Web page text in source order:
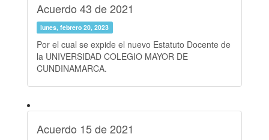
Acuerdo 43 de 2021
lunes, febrero 20, 2023
Por el cual se expide el nuevo Estatuto Docente de
la UNIVERSIDAD COLEGIO MAYOR DE
CUNDINAMARCA.
Acuerdo 15 de 2021